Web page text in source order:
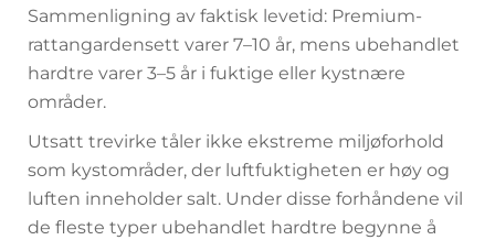
Sammenligning av faktisk levetid: Premium-
rattangardensett varer 7–10 år, mens ubehandlet
hardtre varer 3–5 år i fuktige eller kystnære
områder.
Utsatt trevirke tåler ikke ekstreme miljøforhold
som kystområder, der luftfuktigheten er høy og
luften inneholder salt. Under disse forhåndene vil
de fleste typer ubehandlet hardtre begynne å